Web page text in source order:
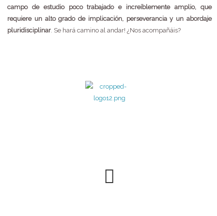
campo de estudio poco trabajado e increíblemente amplio, que
requiere un alto grado de implicación, perseverancia y un abordaje
pluridisciplinar. Se hará camino al andar! ¿Nos acompañáis?